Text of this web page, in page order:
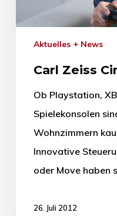
Aktuelles + News
Carl Zeiss
Ob Playstation,
Spielekonsolen
Wohnzimmern
Innovative
oder Move haben
26. Juli 2012